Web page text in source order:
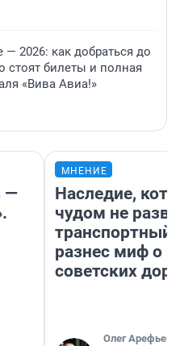
2026: как добраться до
стоят билеты и полная
«Вива Авиа!»
—
МНЕНИЕ
Наследие,
чудом не
транспортный
разнес миф о
советских
Олег Арефьев